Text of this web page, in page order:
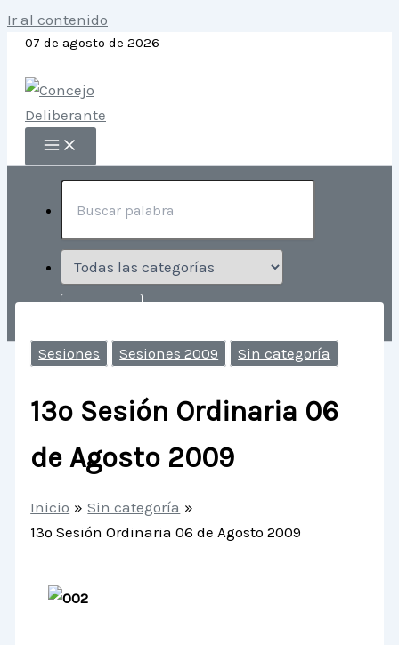
Ir al contenido
07 de agosto de 2026
Sesiones Sesiones 2009 Sin categoría
13º Sesión Ordinaria 06
de Agosto 2009
Inicio
Sin categoría
13º Sesión Ordinaria 06 de Agosto 2009